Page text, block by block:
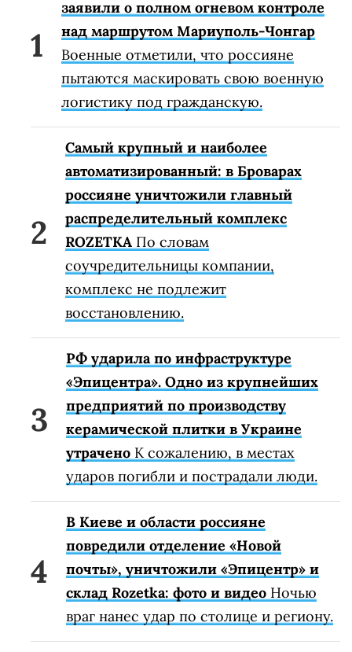
заявили о полном огневом контроле
над маршрутом Мариуполь-Чонгар
Военные отметили, что россияне
пытаются маскировать свою военную
логистику под гражданскую.
Самый крупный и наиболее
автоматизированный: в Броварах
россияне уничтожили главный
распределительный комплекс
ROZETKA По словам
соучредительницы компании,
комплекс не подлежит
восстановлению.
РФ ударила по инфраструктуре
«Эпицентра». Одно из крупнейших
предприятий по производству
керамической плитки в Украине
утрачено К сожалению, в местах
ударов погибли и пострадали люди.
В Киеве и области россияне
повредили отделение «Новой
почты», уничтожили «Эпицентр» и
склад Rozetka: фото и видео Ночью
враг нанес удар по столице и региону.